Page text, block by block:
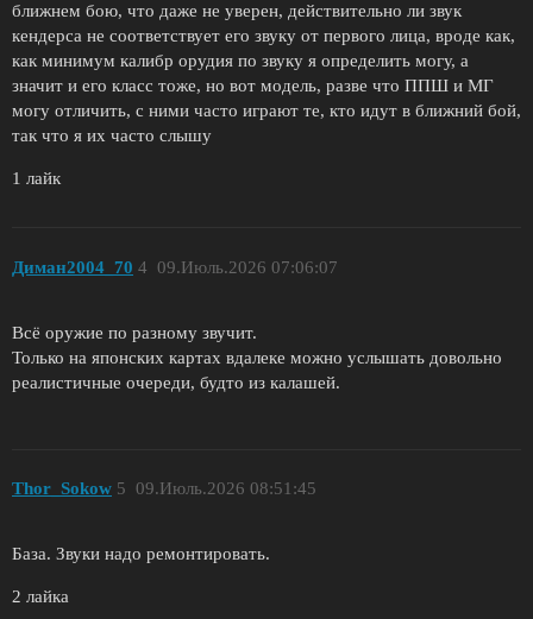
ближнем бою, что даже не уверен, действительно ли звук
кендерса не соответствует его звуку от первого лица, вроде как,
как минимум калибр орудия по звуку я определить могу, а
значит и его класс тоже, но вот модель, разве что ППШ и МГ
могу отличить, с ними часто играют те, кто идут в ближний бой,
так что я их часто слышу
1 лайк
Диман2004_70 09.Июль.2026 07:06:07
4
Всё оружие по разному звучит.
Только на японских картах вдалеке можно услышать довольно
реалистичные очереди, будто из калашей.
Thor_Sokow 09.Июль.2026 08:51:45
5
База. Звуки надо ремонтировать.
2 лайка